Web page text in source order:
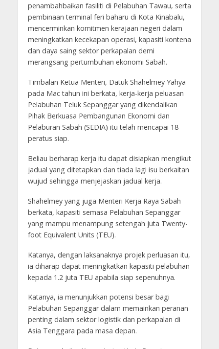
penambahbaikan fasiliti di Pelabuhan Tawau, serta
pembinaan terminal feri baharu di Kota Kinabalu,
mencerminkan komitmen kerajaan negeri dalam
meningkatkan kecekapan operasi, kapasiti kontena
dan daya saing sektor perkapalan demi
merangsang pertumbuhan ekonomi Sabah.
Timbalan Ketua Menteri, Datuk Shahelmey Yahya
pada Mac tahun ini berkata, kerja-kerja peluasan
Pelabuhan Teluk Sepanggar yang dikendalikan
Pihak Berkuasa Pembangunan Ekonomi dan
Pelaburan Sabah (SEDIA) itu telah mencapai 18
peratus siap.
Beliau berharap kerja itu dapat disiapkan mengikut
jadual yang ditetapkan dan tiada lagi isu berkaitan
wujud sehingga menjejaskan jadual kerja.
Shahelmey yang juga Menteri Kerja Raya Sabah
berkata, kapasiti semasa Pelabuhan Sepanggar
yang mampu menampung setengah juta Twenty-
foot Equivalent Units (TEU).
Katanya, dengan laksanaknya projek perluasan itu,
ia diharap dapat meningkatkan kapasiti pelabuhan
kepada 1.2 juta TEU apabila siap sepenuhnya.
Katanya, ia menunjukkan potensi besar bagi
Pelabuhan Sepanggar dalam memainkan peranan
penting dalam sektor logistik dan perkapalan di
Asia Tenggara pada masa depan.